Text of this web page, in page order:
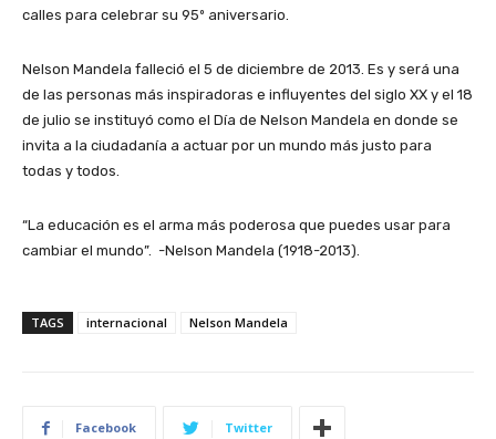
calles para celebrar su 95º aniversario.
Nelson Mandela falleció el 5 de diciembre de 2013. Es y será una
de las personas más inspiradoras e influyentes del siglo XX y el 18
de julio se instituyó como el Día de Nelson Mandela en donde se
invita a la ciudadanía a actuar por un mundo más justo para
todas y todos.
“La educación es el arma más poderosa que puedes usar para
cambiar el mundo”. -Nelson Mandela (1918-2013).
TAGS internacional Nelson Mandela
Facebook Twitter